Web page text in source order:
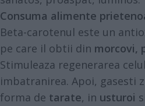
Consuma alimente
Beta-carotenul este un
pe care il obtii din morcovi,
Stimuleaza regenerarea
imbatranirea. Apoi, gasesti
forma de tarate, in usturoi